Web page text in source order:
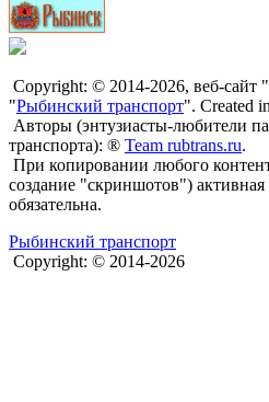
Copyright: © 2014-2026, веб-
"Рыбинский транспорт". Created
Авторы (энтузиасты-любители
транспорта): ® Team rubtrans.ru.
При копировании любого
создание "скриншотов") активная
обязательна.
Рыбинский транспорт
Copyright: © 2014-2026